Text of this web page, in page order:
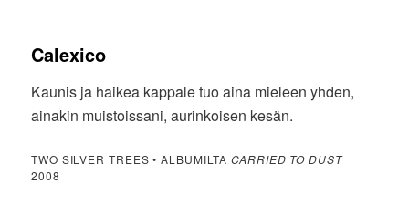
Calexico
Kaunis ja haikea kappale tuo aina mieleen yhden,
ainakin muistoissani, aurinkoisen kesän.
TWO SILVER TREES • ALBUMILTACARRIED TO DUST
2008